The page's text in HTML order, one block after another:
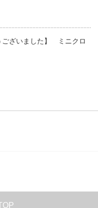
ございました】 ミニクロ